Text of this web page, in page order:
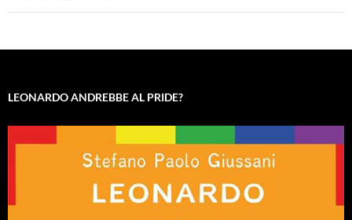
LEONARDO ANDREBBE AL PRIDE?